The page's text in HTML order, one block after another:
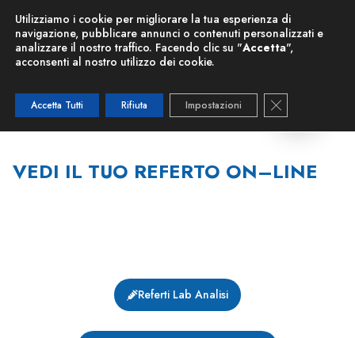
Nuova Risonanza Magnetica
VEDI IL TUO REFERTO ONLINE
VEDI IL TUO REFERTO ON–LINE
Referti Lab Analisi
Utilizziamo i cookie per migliorare la tua esperienza di
navigazione, pubblicare annunci o contenuti personalizzati e
analizzare il nostro traffico. Facendo clic su "Accetta",
acconsenti al nostro utilizzo dei cookie.
Accetta Tutti Rifiuta Impostazioni Close GDPR